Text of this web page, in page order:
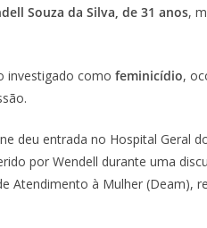
Souza da Silva, de 31 anos,
investigado como feminicídio,
deu entrada no Hospital Geral
por Wendell durante uma
Atendimento à Mulher (Deam),